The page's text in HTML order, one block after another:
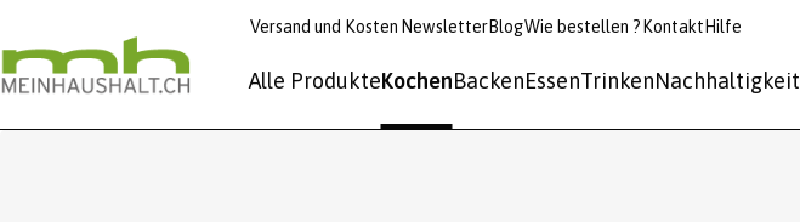
Versand und Kosten NewsletterBlogWie bestellen ? Kontakt Hilfe
Alle ProdukteKochenBackenEssenTrinkenNachhaltigkeit